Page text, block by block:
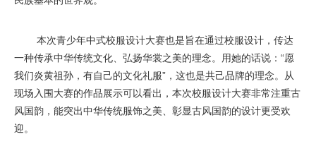
本次青少年中式校服设计大赛也是旨在通过校服设计，传达
一种传承中华传统文化、弘扬华裳之美的理念。用她的话说：“愿
我们炎黄祖孙，有自己的文化礼服”，这也是共己品牌的理念。从
现场入围大赛的作品展示可以看出，本次校服设计大赛非常注重古
风国韵，能突出中华传统服饰之美、彰显古风国韵的设计更受欢
迎。